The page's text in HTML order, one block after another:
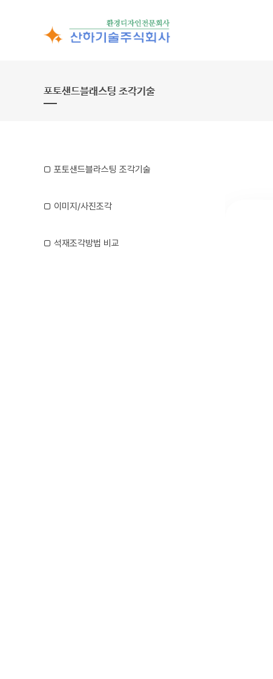
포토샌드블래스팅 조각기술
□ 포토샌드블라스팅 조각기술
□ 이미지/사진조각
□ 석재조각방법 비교